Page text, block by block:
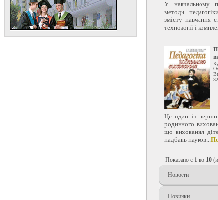
У навчальному
методи
змісту навчання
технології і
Це один із
родинного
що виховання
надбань науков...
Показано с 1 по 10
Новости
Новинки